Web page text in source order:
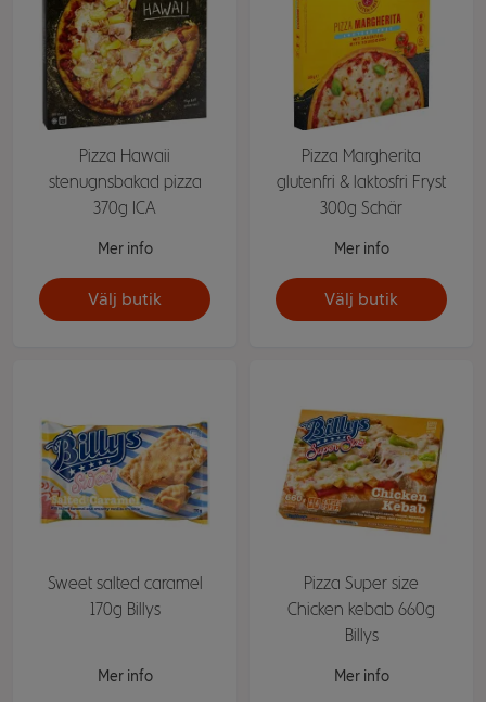
Pizza Hawaii
stenugnsbakad pizza
370g ICA
Mer info
Välj butik
Pizza Margherita
glutenfri & laktosfri Fryst
300g Schär
Mer info
Välj butik
Sweet salted caramel
170g Billys
Mer info
Pizza Super size
Chicken kebab 660g
Billys
Mer info